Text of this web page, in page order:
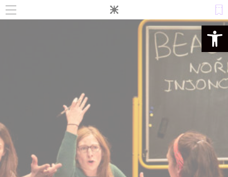
Ouvrir
Panneau de gestion des cookies